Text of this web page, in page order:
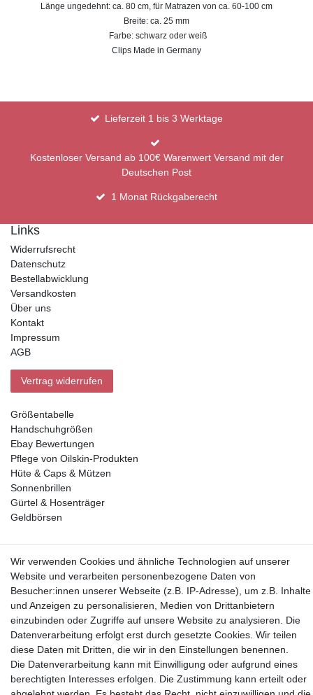
Länge ungedehnt: ca. 80 cm, für Matrazen von ca. 60-100 cm
Breite: ca. 25 mm
Farbe: schwarz oder weiß
Clips Made in Germany
Lieferzeit 1 bis 3 Werktage
Kostenloser Versand ab 100€ Warenwert Versand mit der
Deutschen Post
1 Monat Rückgaberecht
Links
Widerrufsrecht
Datenschutz
Bestellabwicklung
Versandkosten
Über uns
Kontakt
Impressum
AGB
Vertrag widerrufen
Größentabelle
Handschuhgrößen
Ebay Bewertungen
Pflege von Oilskin-Produkten
Hüte & Caps & Mützen
Sonnenbrillen
Gürtel & Hosenträger
Geldbörsen
Partner
Wir verwenden Cookies und ähnliche Technologien auf unserer
Website und verarbeiten personenbezogene Daten von
Besucher:innen unserer Webseite (z.B. IP-Adresse), um z.B. Inhalte
und Anzeigen zu personalisieren, Medien von Drittanbietern
einzubinden oder Zugriffe auf unsere Website zu analysieren. Die
Datenverarbeitung erfolgt erst durch gesetzte Cookies. Wir teilen
diese Daten mit Dritten, die wir in den Einstellungen benennen.
Die Datenverarbeitung kann mit Einwilligung oder aufgrund eines
berechtigten Interesses erfolgen. Die Zustimmung kann erteilt oder